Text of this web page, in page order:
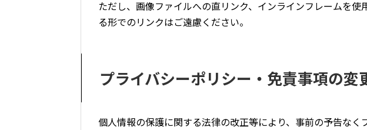
ただし、画像ファイルへの直リンク、インラインフレームを
る形でのリンクはご遠慮ください。
プライバシーポリシー・免責事項の変
個人情報の保護に関する法律の改正等により、事前の予告なく